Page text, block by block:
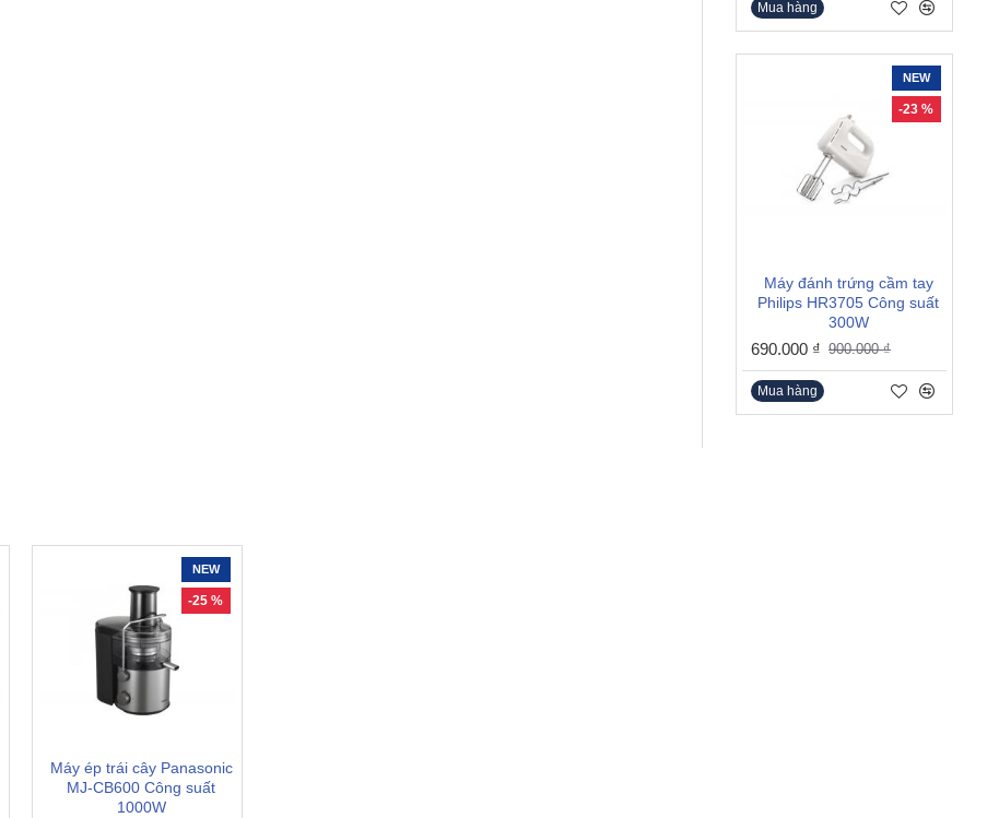
Mua hàng
NEW
-23 %
Máy đánh trứng cầm tay
Philips HR3705 Công suất
300W
690.000 ₫ 900.000 ₫
Mua hàng
NEW
-25 %
Máy ép trái cây Panasonic
MJ-CB600 Công suất
1000W